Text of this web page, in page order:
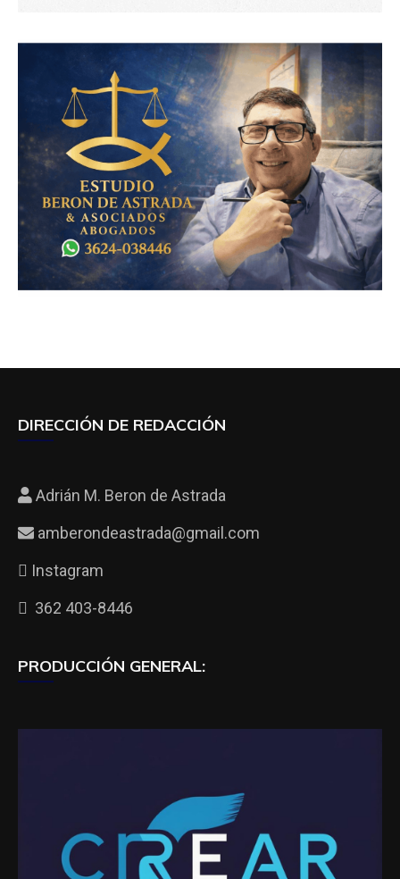
DIRECCIÓN DE REDACCIÓN
Adrián M. Beron de Astrada
amberondeastrada@gmail.com
Instagram
362 403-8446
PRODUCCIÓN GENERAL: